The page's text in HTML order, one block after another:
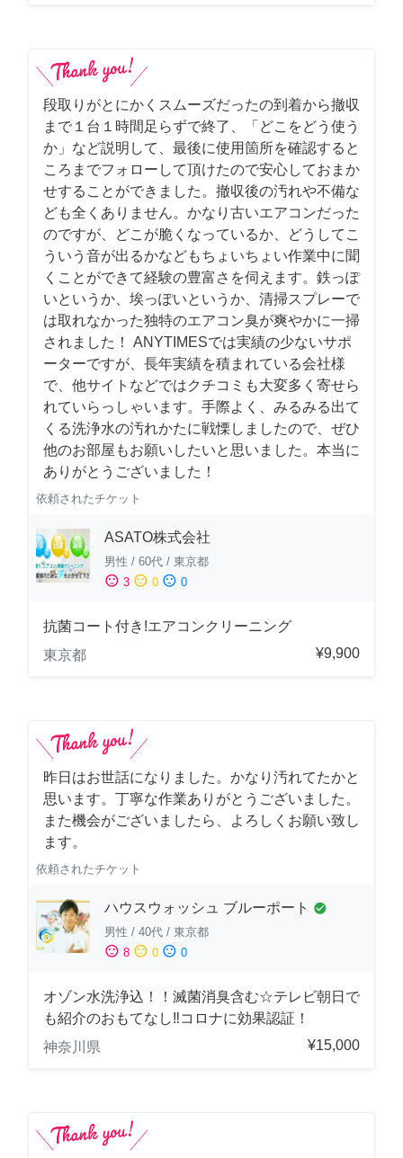
段取りがとにかくスムーズだったの到着から撤収
まで１台１時間足らずで終了、「どこをどう使う
か」など説明して、最後に使用箇所を確認すると
ころまでフォローして頂けたので安心しておまか
せすることができました。撤収後の汚れや不備な
ども全くありません。かなり古いエアコンだった
のですが、どこが脆くなっているか、どうしてこ
ういう音が出るかなどもちょいちょい作業中に聞
くことができて経験の豊富さを伺えます。鉄っぽ
いというか、埃っぽいというか、清掃スプレーで
は取れなかった独特のエアコン臭が爽やかに一掃
されました！ ANYTIMESでは実績の少ないサポ
ーターですが、長年実績を積まれている会社様
で、他サイトなどではクチコミも大変多く寄せら
れていらっしゃいます。手際よく、みるみる出て
くる洗浄水の汚れかたに戦慄しましたので、ぜひ
他のお部屋もお願いしたいと思いました。本当に
ありがとうございました！
依頼されたチケット
ASATO株式会社
男性 / 60代 / 東京都
sentiment_satisfied 3 sentiment_neutral 0 sentiment_dissatisfied 0
抗菌コート付き!エアコンクリーニング
東京都
¥9,900
昨日はお世話になりました。かなり汚れてたかと
思います。丁寧な作業ありがとうございました。
また機会がございましたら、よろしくお願い致し
ます。
依頼されたチケット
ハウスウォッシュ ブルーポート check_circle
男性 / 40代 / 東京都
sentiment_satisfied 8 sentiment_neutral 0 sentiment_dissatisfied 0
オゾン水洗浄込！！滅菌消臭含む☆テレビ朝日で
も紹介のおもてなし‼コロナに効果認証！
神奈川県
¥15,000